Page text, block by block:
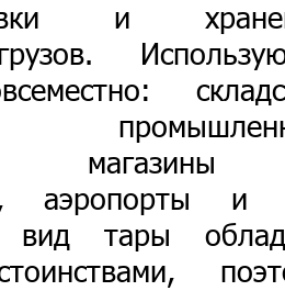
и
аэропорты и
вид тары